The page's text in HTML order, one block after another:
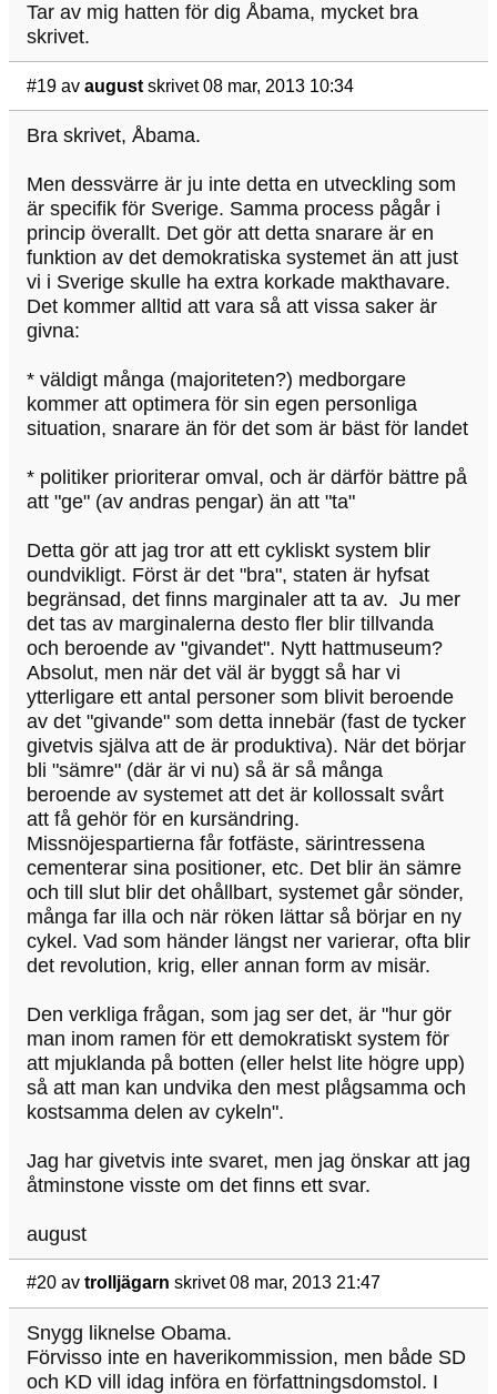
Tar av mig hatten för dig Åbama, mycket bra
skrivet.
#19 av august skrivet 08 mar, 2013 10:34
Bra skrivet, Åbama.
Men dessvärre är ju inte detta en utveckling som
är specifik för Sverige. Samma process pågår i
princip överallt. Det gör att detta snarare är en
funktion av det demokratiska systemet än att just
vi i Sverige skulle ha extra korkade makthavare.
Det kommer alltid att vara så att vissa saker är
givna:
* väldigt många (majoriteten?) medborgare
kommer att optimera för sin egen personliga
situation, snarare än för det som är bäst för landet
* politiker prioriterar omval, och är därför bättre på
att "ge" (av andras pengar) än att "ta"
Detta gör att jag tror att ett cykliskt system blir
oundvikligt. Först är det "bra", staten är hyfsat
begränsad, det finns marginaler att ta av. Ju mer
det tas av marginalerna desto fler blir tillvanda
och beroende av "givandet". Nytt hattmuseum?
Absolut, men när det väl är byggt så har vi
ytterligare ett antal personer som blivit beroende
av det "givande" som detta innebär (fast de tycker
givetvis själva att de är produktiva). När det börjar
bli "sämre" (där är vi nu) så är så många
beroende av systemet att det är kollossalt svårt
att få gehör för en kursändring.
Missnöjespartierna får fotfäste, särintressena
cementerar sina positioner, etc. Det blir än sämre
och till slut blir det ohållbart, systemet går sönder,
många far illa och när röken lättar så börjar en ny
cykel. Vad som händer längst ner varierar, ofta blir
det revolution, krig, eller annan form av misär.
Den verkliga frågan, som jag ser det, är "hur gör
man inom ramen för ett demokratiskt system för
att mjuklanda på botten (eller helst lite högre upp)
så att man kan undvika den mest plågsamma och
kostsamma delen av cykeln".
Jag har givetvis inte svaret, men jag önskar att jag
åtminstone visste om det finns ett svar.
august
#20 av trolljägarn skrivet 08 mar, 2013 21:47
Snygg liknelse Obama.
Förvisso inte en haverikommission, men både SD
och KD vill idag införa en författningsdomstol. I